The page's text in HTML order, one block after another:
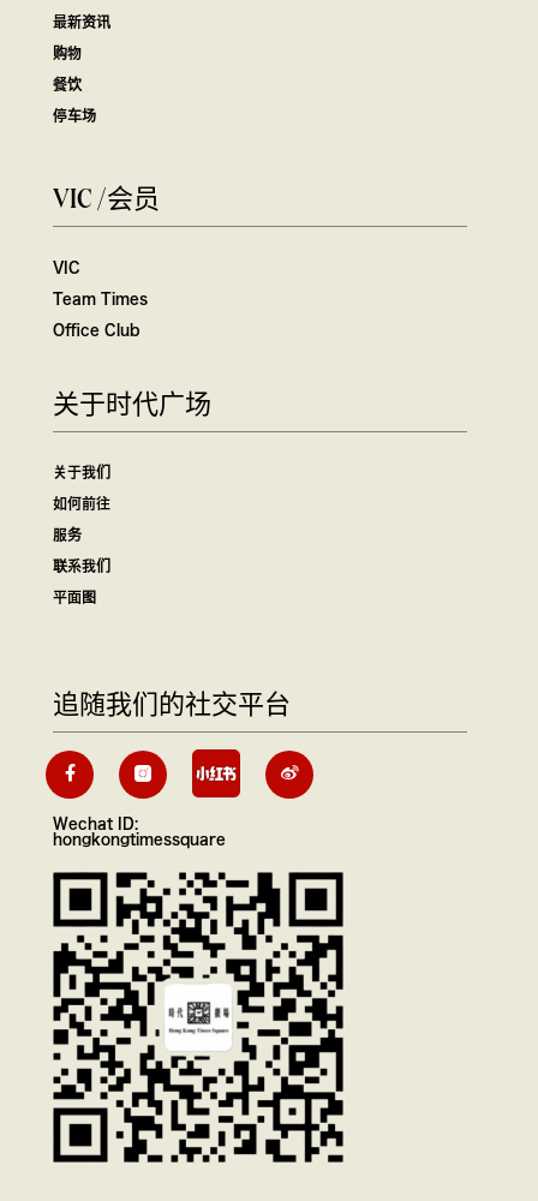
最新资讯
购物
餐饮
停车场
VIC /会员
VIC
Team Times
Office Club
关于时代广场
关于我们
如何前往
服务
联系我们
平面图
追随我们的社交平台
Wechat ID:
hongkongtimessquare